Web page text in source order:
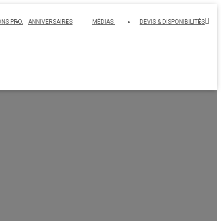
PRO. ANNIVERSAIRES MÉDIAS DEVIS & DISPONIBILITÉS